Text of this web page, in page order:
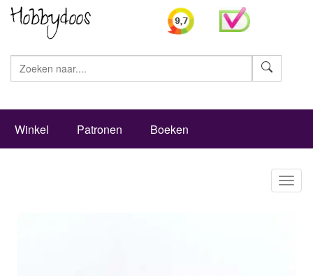
Winkel Patronen Boeken